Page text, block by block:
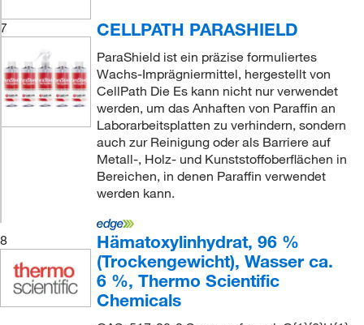
7 CELLPATH PARASHIELD
ParaShield ist ein präzise formuliertes
Wachs-Imprägniermittel, hergestellt von
CellPath Die Es kann nicht nur verwendet
werden, um das Anhaften von Paraffin an
Laborarbeitsplatten zu verhindern, sondern
auch zur Reinigung oder als Barriere auf
Metall-, Holz- und Kunststoffoberflächen in
Bereichen, in denen Paraffin verwendet
werden kann.
8
Hämatoxylinhydrat, 96 %
(Trockengewicht), Wasser ca.
6 %, Thermo Scientific
Chemicals